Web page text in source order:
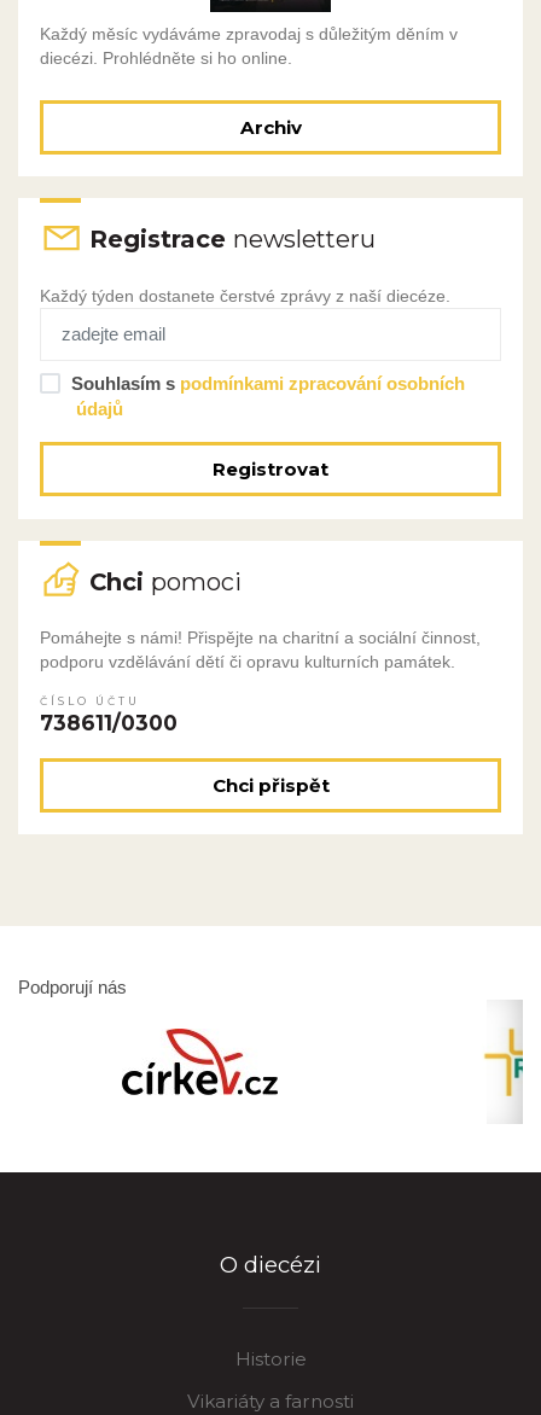
Každý měsíc vydáváme zpravodaj s důležitým děním v
diecézi. Prohlédněte si ho online.
Archiv
Registrace newsletteru
Každý týden dostanete čerstvé zprávy z naší diecéze.
Souhlasím s podmínkami zpracování osobních
údajů
Registrovat
Chci pomoci
Pomáhejte s námi! Přispějte na charitní a sociální činnost,
podporu vzdělávání dětí či opravu kulturních památek.
ČÍSLO ÚČTU
738611/0300
Chci přispět
Podporují nás
O diecézi
Historie
Vikariáty a farnosti